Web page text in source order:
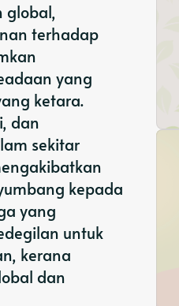
global,
terhadap
yang
ketara.
dan
sekitar
kepada
yang
untuk
kerana
dan